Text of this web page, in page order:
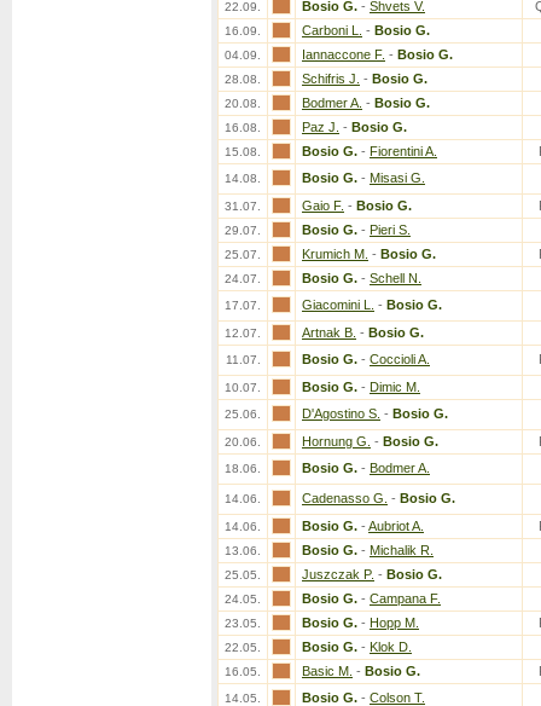
22.09. Bosio G. - Shvets V.
16.09. Carboni L. - Bosio G.
04.09. Iannaccone F. - Bosio G.
28.08. Schifris J. - Bosio G.
20.08. Bodmer A. - Bosio G.
16.08. Paz J. - Bosio G.
15.08. Bosio G. - Fiorentini A.
14.08. Bosio G. - Misasi G.
31.07. Gaio F. - Bosio G.
29.07. Bosio G. - Pieri S.
25.07. Krumich M. - Bosio G.
24.07. Bosio G. - Schell N.
17.07. Giacomini L. - Bosio G.
12.07. Artnak B. - Bosio G.
11.07. Bosio G. - Coccioli A.
10.07. Bosio G. - Dimic M.
25.06. D'Agostino S. - Bosio G.
20.06. Hornung G. - Bosio G.
18.06. Bosio G. - Bodmer A.
14.06. Cadenasso G. - Bosio G.
14.06. Bosio G. - Aubriot A.
13.06. Bosio G. - Michalik R.
25.05. Juszczak P. - Bosio G.
24.05. Bosio G. - Campana F.
23.05. Bosio G. - Hopp M.
22.05. Bosio G. - Klok D.
16.05. Basic M. - Bosio G.
14.05. Bosio G. - Colson T.